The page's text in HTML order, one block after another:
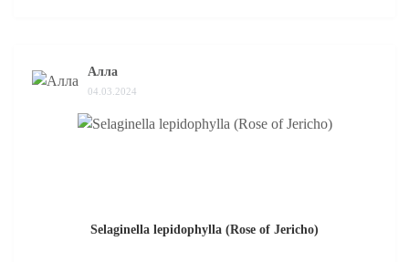
Алла
04.03.2024
Selaginella lepidophylla (Rose of Jericho)